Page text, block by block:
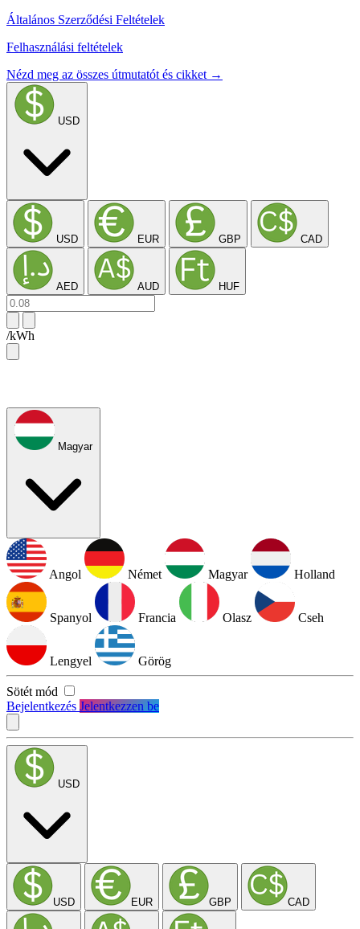
Általános Szerződési Feltételek
Felhasználási feltételek
Nézd meg az összes útmutatót és cikket →
USD
USD EUR GBP CAD
AED AUD HUF
/kWh
Magyar
Angol Német Magyar Holland
Spanyol Francia Olasz Cseh
Lengyel Görög
Sötét mód
Bejelentkezés Jelentkezzen be
USD
USD EUR GBP CAD